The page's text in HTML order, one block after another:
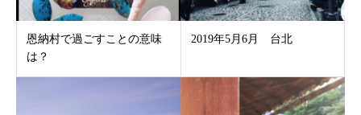
恩納村で過ごすことの意味
は？
2019年5月6月 台北